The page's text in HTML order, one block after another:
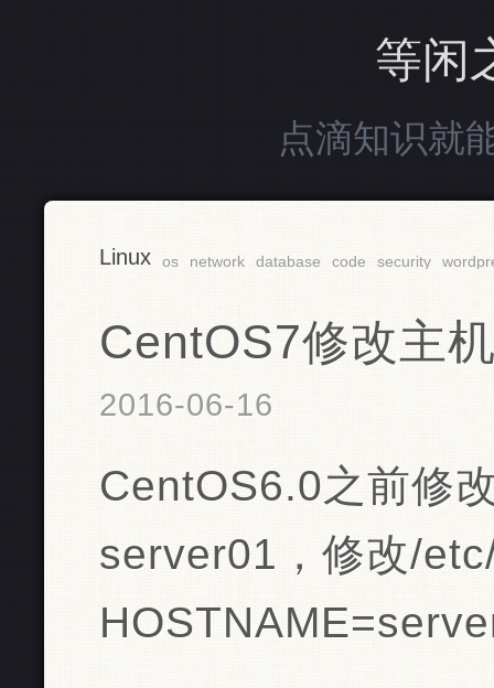
等闲
点滴知识就
Linux os network database code security
CentOS7修改主
2016-06-16
CentOS6.0之前修
server01，修改/